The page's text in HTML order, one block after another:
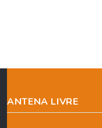
ANTENA LIVRE